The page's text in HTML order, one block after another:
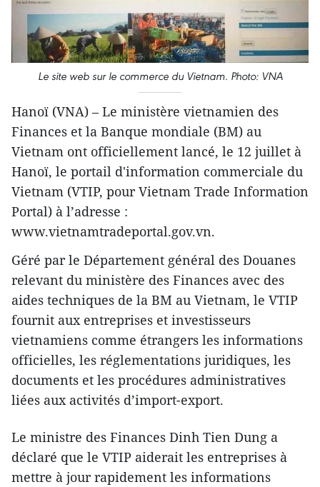
Le site web sur le commerce du Vietnam. Photo: VNA
​Hanoï (VNA) – Le ministère vietnamien des
Finances et la Banque mondiale (BM) au
Vietnam ont officiellement lancé, le 12 juillet à
Hanoï, le portail d'information commerciale du
Vietnam (VTIP, pour Vietnam Trade Information
Portal) à l’adresse :
www.vietnamtradeportal.gov.vn.
Géré par le Département général des Douanes
relevant du ministère des Finances avec des
aides techniques de la BM au Vietnam, le VTIP
fournit aux entreprises et investisseurs
vietnamiens comme étrangers les informations
officielles, les réglementations juridiques, les
documents et les procédures administratives
liées aux activités d’import-export.
Le ministre des Finances Dinh Tien Dung a
déclaré que le VTIP aiderait les entreprises à
mettre à jour rapidement les informations